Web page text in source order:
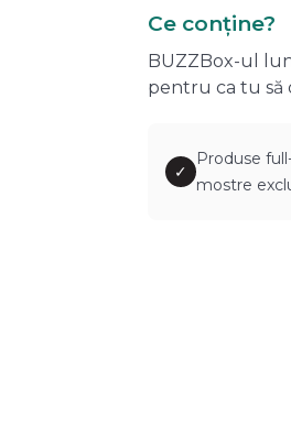
Ce conține?
BUZZBox-ul
pentru ca tu să
✓
Produse
mostre